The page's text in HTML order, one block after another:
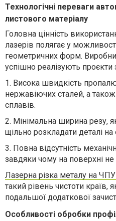
Технологічні переваги
листового матеріалу
Головна цінність
лазерів полягає у
геометричних форм.
успішно реалізують проєкти
1. Висока швидкість
нержавіючих сталей, а
сплавів.
2. Мінімальна ширина резу,
щільно розкладати деталі
3. Повна відсутність
завдяки чому на поверхні
Лазерна різка металу на ЧПУ
такий рівень чистоти країв,
подальшої додаткової
Особливості обробки